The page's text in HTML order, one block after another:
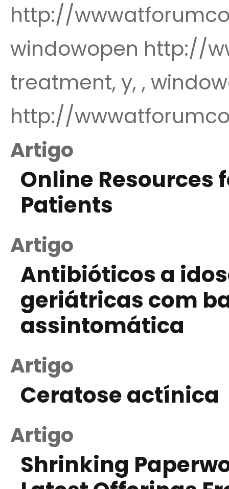
http://
windowopen http://
treatment, y, ,
http://
Artigo
Online Resources
Patients
Artigo
Antibióticos a
geriátricas com
assintomática
Artigo
Ceratose actínica
Artigo
Shrinking